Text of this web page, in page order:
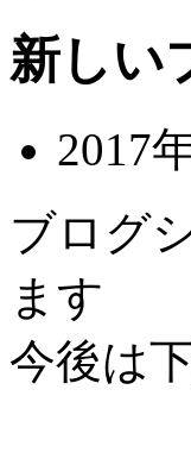
新しい
2017
ブログ
ます
今後は